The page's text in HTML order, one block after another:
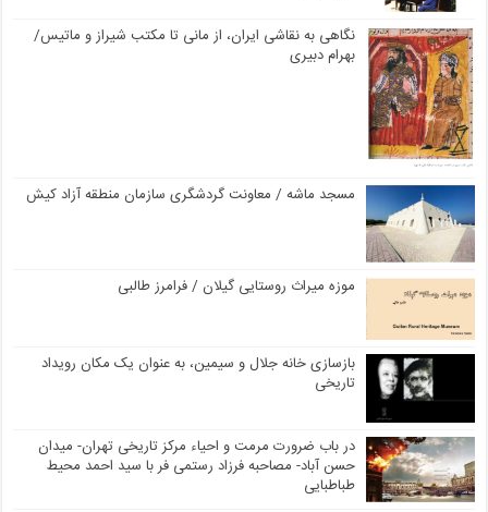
نگاهی به نقاشی ایران، از مانی تا مکتب شیراز و ماتیس/
بهرام دبیری
مسجد ماشه / معاونت گردشگری سازمان منطقه آزاد کیش
موزه میراث روستایی گیلان / فرامرز طالبی
بازسازی خانه جلال و سیمین، به عنوان یک مکان رویداد
تاریخی
در باب ضرورت مرمت و احیاء مرکز تاریخی تهران- میدان
حسن آباد- مصاحبه فرزاد رستمی فر با سید احمد محیط
طباطبایی